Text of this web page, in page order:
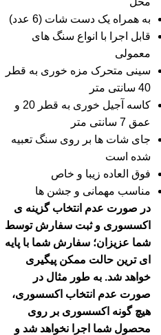
به همراه یک دست شات (6 عدد)
قابل اجرا با انواع سنگ های
معمولی
سینی متحرک مزه خوری به قطر
40 سانتی متر
کاسه آجیل خوری به قطر 20 و
عمق 7 سانتی متر
جای شات ها بر روی سنگ تعبیه
شده است
فوق العاده زیبا و خاص
مناسب مهمانی و جشن ها
در صورت عدم انتخاب گزینه ی
اکسسوری و ثبت سفارش توسط
شما عزیزان؛ سفارش شما با پایه
ای ترین حالت ممکن پیگیری
خواهد شد. به طور مثال در
صورت عدم انتخاب اکسسوری،
هیچ گونه اکسسوری بر روی
محصول شما اجرا نخواهد شد و